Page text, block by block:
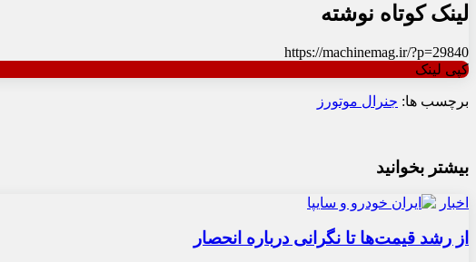
لینک کوتاه نوشته
https://machinemag.ir/?p=29840
کپی لینک
برچسب ها: جنرال موتورز
بیشتر بخوانید
اخبار
از رشد قیمت‌ها تا نگرانی درباره انحصار